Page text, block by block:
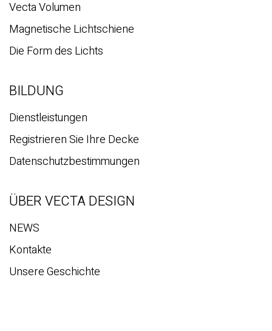
Vecta Volumen
Magnetische Lichtschiene
Die Form des Lichts
BILDUNG
Dienstleistungen
Registrieren Sie Ihre Decke
Datenschutzbestimmungen
ÜBER VECTA DESIGN
NEWS
Kontakte
Unsere Geschichte